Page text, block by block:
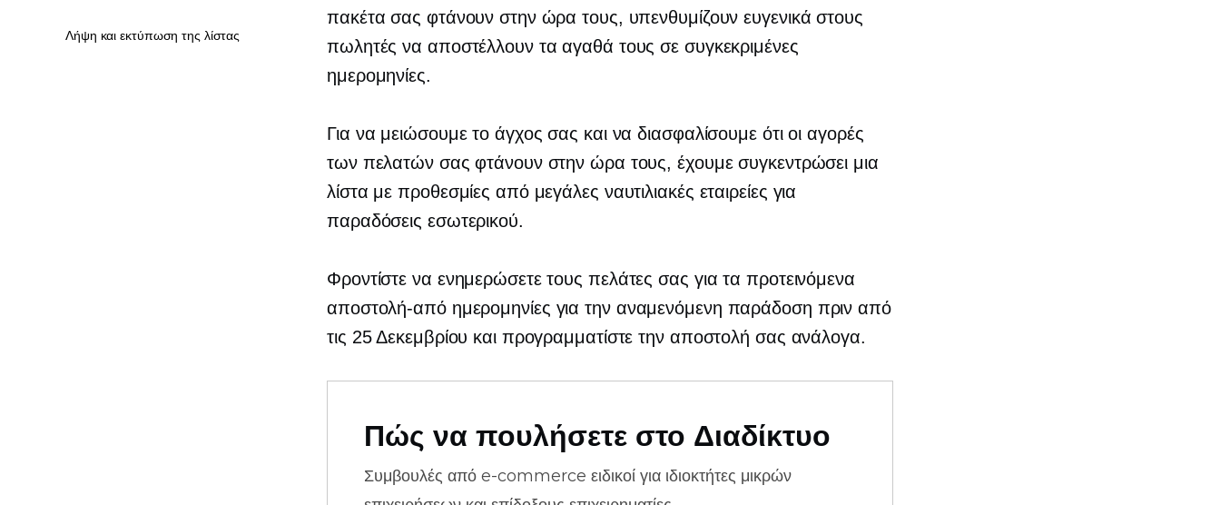
πακέτα σας φτάνουν στην ώρα τους, υπενθυμίζουν ευγενικά στους
πωλητές να αποστέλλουν τα αγαθά τους σε συγκεκριμένες
ημερομηνίες.
Για να μειώσουμε το άγχος σας και να διασφαλίσουμε ότι οι αγορές
των πελατών σας φτάνουν στην ώρα τους, έχουμε συγκεντρώσει μια
λίστα με προθεσμίες από μεγάλες ναυτιλιακές εταιρείες για
παραδόσεις εσωτερικού.
Φροντίστε να ενημερώσετε τους πελάτες σας για τα προτεινόμενα
αποστολή-απόημερομηνίες για την αναμενόμενη παράδοση πριν από
τις 25 Δεκεμβρίου και προγραμματίστε την αποστολή σας ανάλογα.
Πώς να πουλήσετε στο Διαδίκτυο
Συμβουλές από e-commerce ειδικοί για ιδιοκτήτες μικρών
Λήψη και εκτύπωση της λίστας